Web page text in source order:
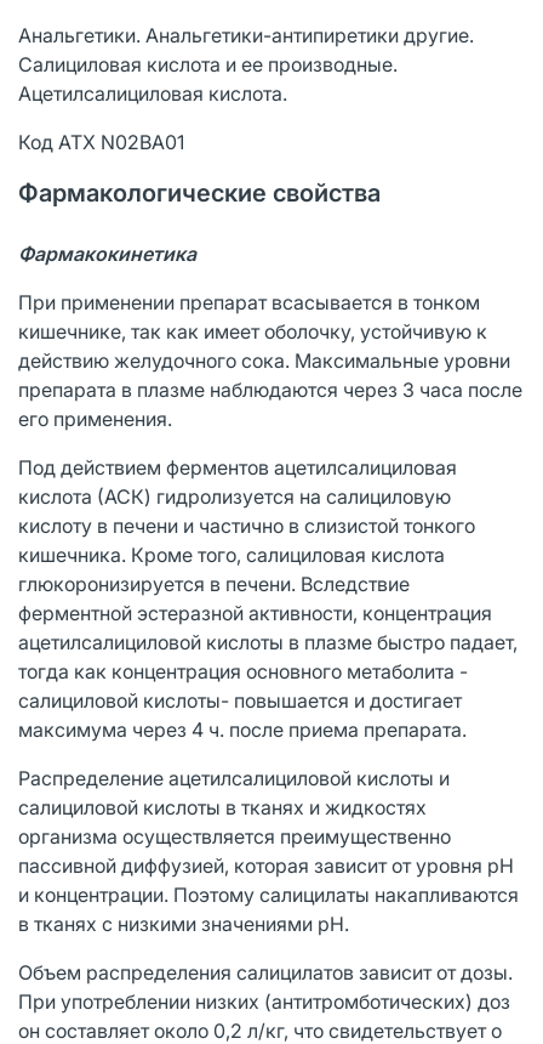
Анальгетики. Анальгетики-антипиретики другие.
Салициловая кислота и ее производные.
Ацетилсалициловая кислота.
Код АТХ N02BA01
Фармакологические свойства
Фармакокинетика
При применении препарат всасывается в тонком
кишечнике, так как имеет оболочку, устойчивую к
действию желудочного сока. Максимальные уровни
препарата в плазме наблюдаются через 3 часа после
его применения.
Под действием ферментов ацетилсалициловая
кислота (АСК) гидролизуется на салициловую
кислоту в печени и частично в слизистой тонкого
кишечника. Кроме того, салициловая кислота
глюкоронизируется в печени. Вследствие
ферментной эстеразной активности, концентрация
ацетилсалициловой кислоты в плазме быстро падает,
тогда как концентрация основного метаболита -
салициловой кислоты- повышается и достигает
максимума через 4 ч. после приема препарата.
Распределение ацетилсалициловой кислоты и
салициловой кислоты в тканях и жидкостях
организма осуществляется преимущественно
пассивной диффузией, которая зависит от уровня pH
и концентрации. Поэтому салицилаты накапливаются
в тканях с низкими значениями pH.
Объем распределения салицилатов зависит от дозы.
При употреблении низких (антитромботических) доз
он составляет около 0,2 л/кг, что свидетельствует о